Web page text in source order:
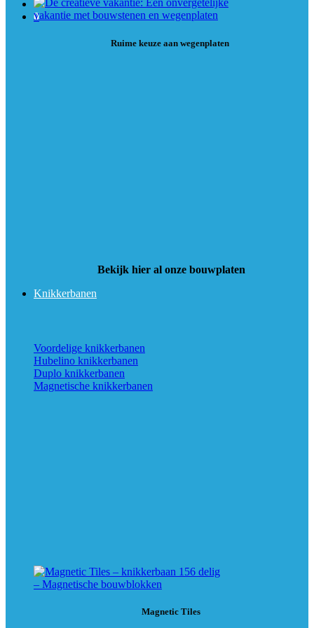
0
Ruime keuze aan wegenplaten
Bekijk hier al onze bouwplaten
Knikkerbanen
Voordelige knikkerbanen
Hubelino knikkerbanen
Duplo knikkerbanen
Magnetische knikkerbanen
Magnetic Tiles